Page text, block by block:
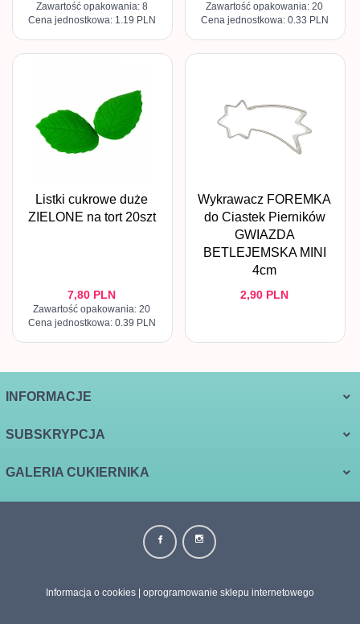
Zawartość opakowania: 8
Cena jednostkowa: 1.19 PLN
Zawartość opakowania: 20
Cena jednostkowa: 0.33 PLN
Listki cukrowe duże
ZIELONE na tort 20szt
7,80 PLN
Zawartość opakowania: 20
Cena jednostkowa: 0.39 PLN
Wykrawacz FOREMKA
do Ciastek Pierników
GWIAZDA
BETLEJEMSKA MINI
4cm
2,90 PLN
INFORMACJE
SUBSKRYPCJA
GALERIA CUKIERNIKA
zamówień w sklepie internetowym będzie wstrzymana. Zamówienia
Informacja o cookies oprogramowanie sklepu internetowego